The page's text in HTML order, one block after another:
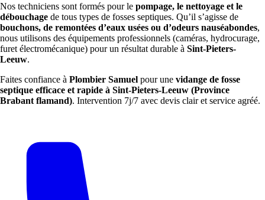
Nos techniciens sont formés pour le pompage, le nettoyage et le
débouchage de tous types de fosses septiques. Qu’il s’agisse de
bouchons, de remontées d’eaux usées ou d’odeurs nauséabondes,
nous utilisons des équipements professionnels (caméras, hydrocurage,
furet électromécanique) pour un résultat durable à Sint-Pieters-
Leeuw.
Faites confiance à Plombier Samuel pour une vidange de fosse
septique efficace et rapide à Sint-Pieters-Leeuw (Province
Brabant flamand). Intervention 7j/7 avec devis clair et service agréé.